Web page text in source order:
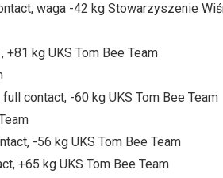
waga -42 kg Stowarzyszenie
kg UKS Tom Bee Team
contact, -60 kg UKS Tom Bee Team
-56 kg UKS Tom Bee Team
+65 kg UKS Tom Bee Team